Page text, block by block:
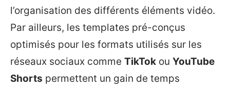
l’organisation des différents éléments vidéo.
Par ailleurs, les templates pré-conçus
optimisés pour les formats utilisés sur les
réseaux sociaux comme TikTok ou YouTube
Shorts permettent un gain de temps